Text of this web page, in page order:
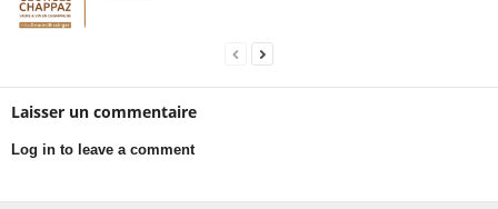
Laisser un commentaire
Log in to leave a comment